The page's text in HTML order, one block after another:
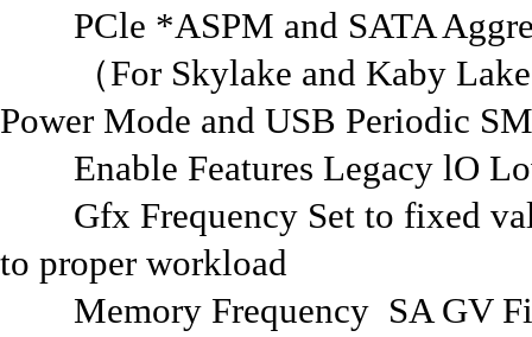
PCle *ASPM and SATA
（For Skylake and Kaby
Power Mode and USB Periodic
Enable Features Legacy lO
Gfx Frequency Set to fixed
to proper workload
Memory Frequency SA GV